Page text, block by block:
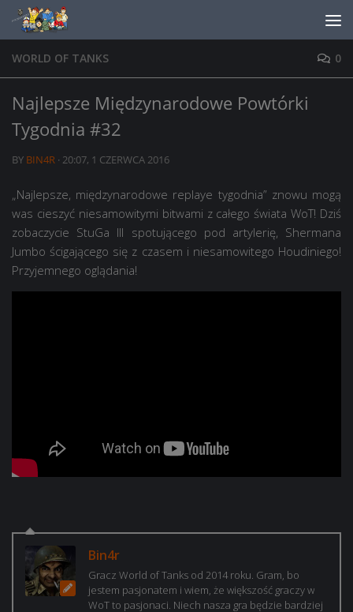
Skip to content
WORLD OF TANKS 0
Najlepsze Międzynarodowe Powtórki
Tygodnia #32
BY BIN4R · 20:07, 1 CZERWCA 2016
„Najlepsze, międzynarodowe replaye tygodnia” znowu mogą
was cieszyć niesamowitymi bitwami z całego świata WoT! Dziś
zobaczycie StuGa III spotującego pod artylerię, Shermana
Jumbo ścigającego się z czasem i niesamowitego Houdiniego!
Przyjemnego oglądania!
Bin4r
Gracz World of Tanks od 2014 roku. Gram, bo
jestem pasjonatem i wiem, że większość graczy w
WoT to pasjonaci. Niech nasza gra będzie bardziej